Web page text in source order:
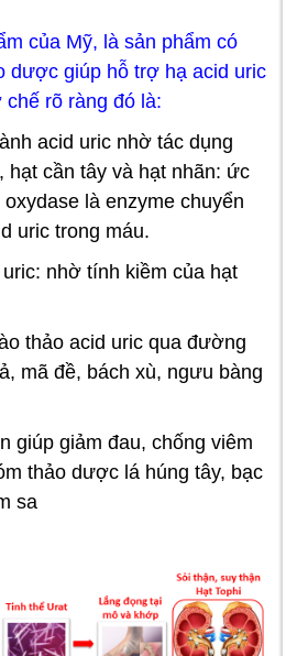
của Mỹ, là sản phẩm có
dược giúp hỗ trợ hạ acid uric
chế rõ ràng đó là:
acid uric nhờ tác dụng
hạt cần tây và hạt nhãn: ức
là enzyme chuyển
uric trong máu.
nhờ tính kiềm của hạt
thảo acid uric qua đường
mã đề, bách xù, ngưu bàng
giúp giảm đau, chống viêm
thảo dược lá húng tây, bạc
sa